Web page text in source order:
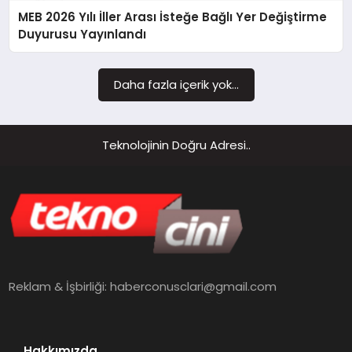
MAGAZIN
MEB 2026 Yılı İller Arası İsteğe Bağlı Yer Değiştirme
Duyurusu Yayınlandı
Daha fazla içerik yok...
Teknolojinin Doğru Adresi..
Reklam & İşbirliği:haberconusclari@gmail.com